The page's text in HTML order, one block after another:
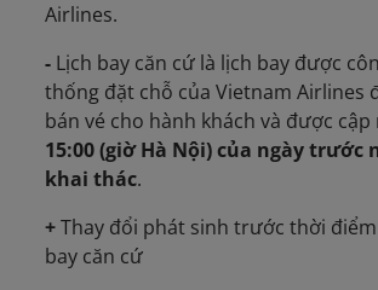
Airlines.
- Lịch bay căn cứ là lịch bay được
thống đặt chỗ của Vietnam Airlines
bán vé cho hành khách và được
15:00 (giờ Hà Nội) của ngày trước
khai thác.
+Thay đổi phát sinh trước thời
bay căn cứ